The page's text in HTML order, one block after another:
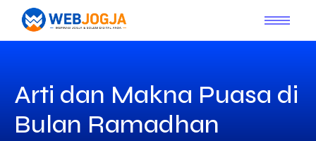
Arti dan Makna Puasa di
Bulan Ramadhan